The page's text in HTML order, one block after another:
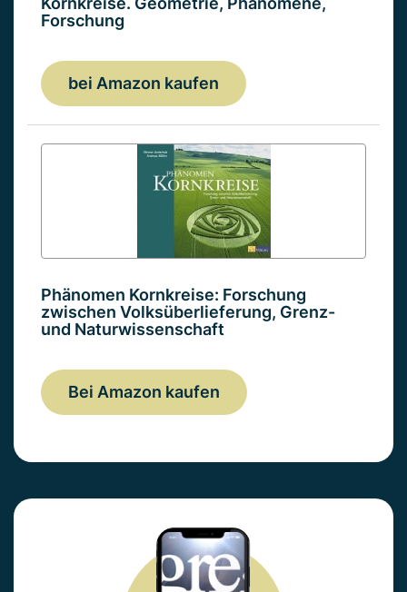
Forschung
bei Amazon kaufen
Phänomen Kornkreise: Forschung
zwischen Volksüberlieferung, Grenz-
und Naturwissenschaft
Bei Amazon kaufen